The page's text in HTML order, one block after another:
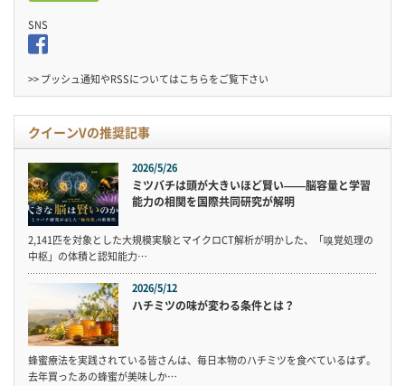
SNS
>> プッシュ通知やRSSについてはこちらをご覧下さい
クイーンVの推奨記事
2026/5/26
ミツバチは頭が大きいほど賢い——脳容量と学習
能力の相関を国際共同研究が解明
2,141匹を対象とした大規模実験とマイクロCT解析が明かした、「嗅覚処理の
中枢」の体積と認知能力…
2026/5/12
ハチミツの味が変わる条件とは？
蜂蜜療法を実践されている皆さんは、毎日本物のハチミツを食べているはず。
去年買ったあの蜂蜜が美味しか…